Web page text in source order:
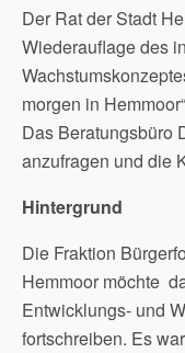
Der Rat der Stadt
Wiederauflage des
morgen in
Das Beratungsbüro
anzufragen und die
Hintergrund
Die Fraktion
Hemmoor möchte
Entwicklungs- und
fortschreiben. Es